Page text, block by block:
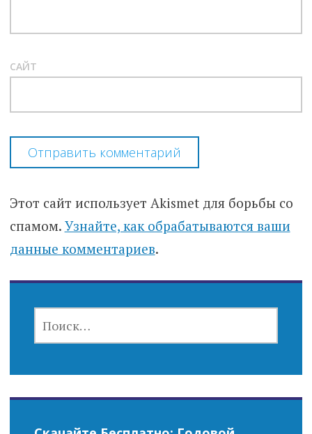
САЙТ
Этот сайт использует Akismet для борьбы со
спамом. Узнайте, как обрабатываются ваши
данные комментариев.